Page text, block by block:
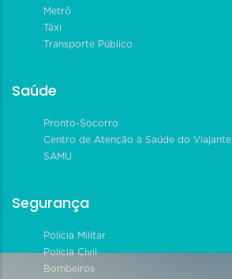
Metrô
Táxi
Transporte Público
Saúde
Pronto-Socorro
Centro de Atenção à Saúde do Viajante
SAMU
Segurança
Polícia Militar
Polícia Civil
Bombeiros